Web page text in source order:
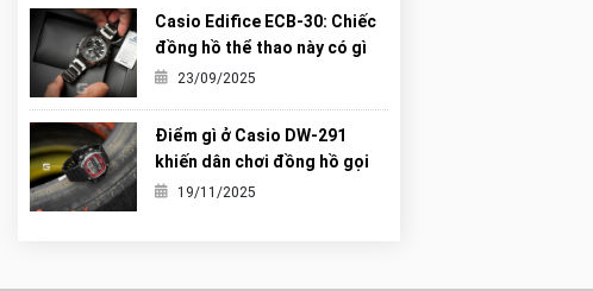
Casio Edifice ECB-30: Chiếc
đồng hồ thể thao này có gì
khiến giới trẻ mê mẩn?
23/09/2025
Điểm gì ở Casio DW-291
khiến dân chơi đồng hồ gọi
nó là tiểu G-Shock?
19/11/2025